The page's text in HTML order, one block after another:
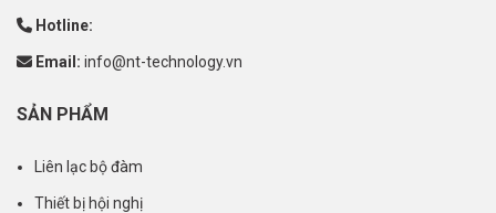
Hotline:
Email: info@nt-technology.vn
SẢN PHẨM
Liên lạc bộ đàm
Thiết bị hội nghị